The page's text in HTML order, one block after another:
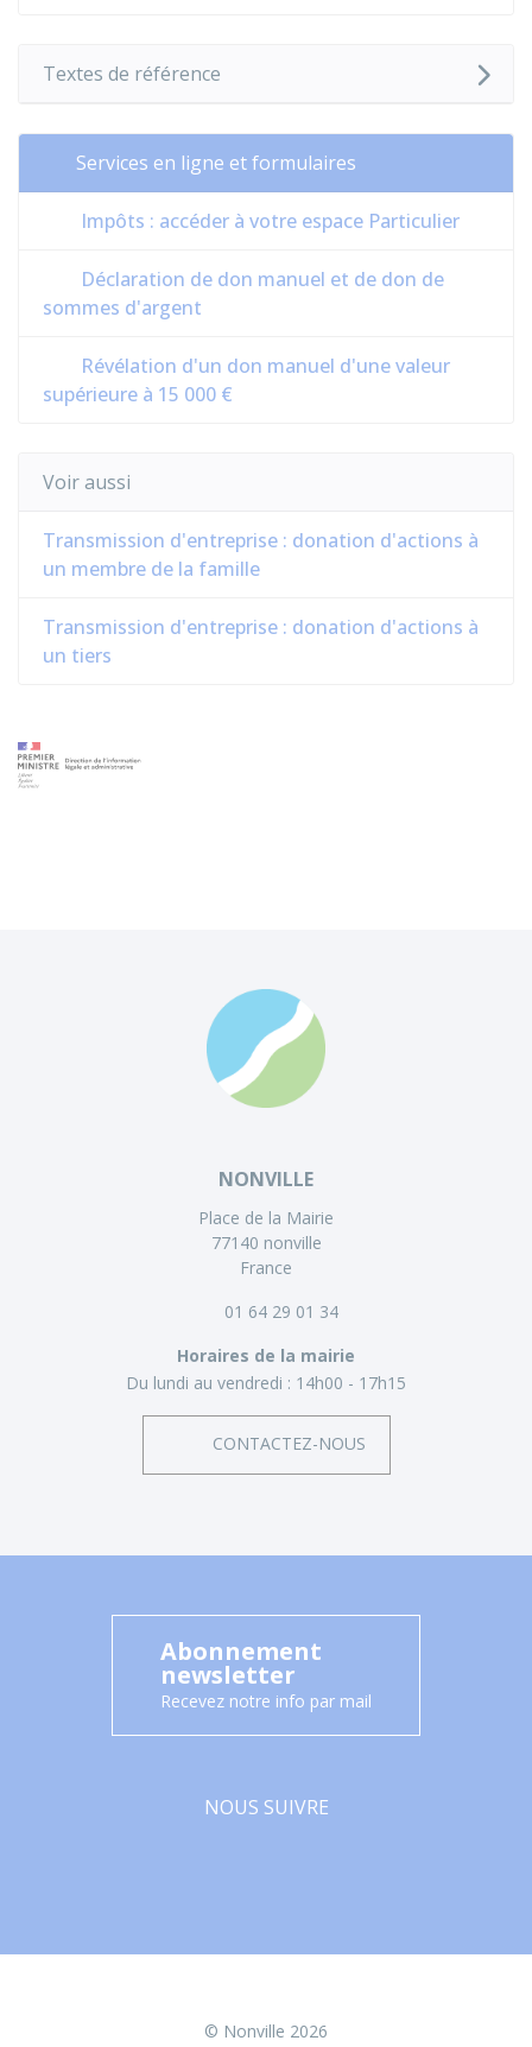
Textes de référence
Services en ligne et formulaires
Impôts : accéder à votre espace Particulier
Déclaration de don manuel et de don de
sommes d'argent
Révélation d'un don manuel d'une valeur
supérieure à 15 000 €
Voir aussi
Transmission d'entreprise : donation d'actions à
un membre de la famille
Transmission d'entreprise : donation d'actions à
un tiers
NONVILLE
Place de la Mairie
77140 nonville
France
01 64 29 01 34
Horaires de la mairie
Du lundi au vendredi : 14h00 - 17h15
CONTACTEZ-NOUS
Abonnement
newsletter
Recevez notre info par mail
NOUS SUIVRE
© Nonville 2026